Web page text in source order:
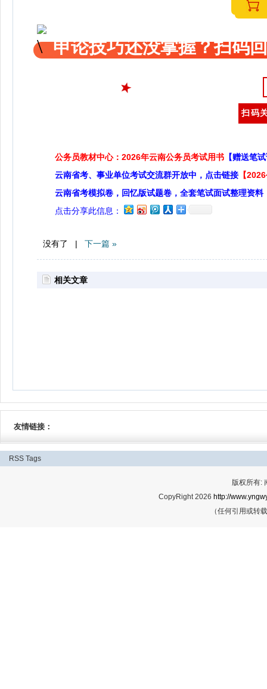
申论技巧还没掌握？扫码
扫码
公务员教材中心：2026年云南公务员考试用书 【赠送笔
云南省考、事业单位考试交流群开放中，点击链接 【
云南省考模拟卷，回忆版试题卷，全套笔试面试整理资料
点击分享此信息：
没有了 | 下一篇 »
相关文章
友情链接：
RSS Tags
版权所有:
CopyRight 2026 http://
（任何引用或转